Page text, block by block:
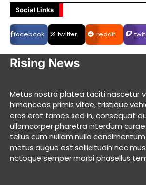
Social Links
facebook twitter reddit
Rising News
Metus nostra platea taciti nascetur
himenaeos primis vitae, tristique
eros erat fames sed in, consequat
ullamcorper pharetra interdum
tellus cum nullam nulla
metus augue est sollicitudin nec
natoque semper morbi phasellus